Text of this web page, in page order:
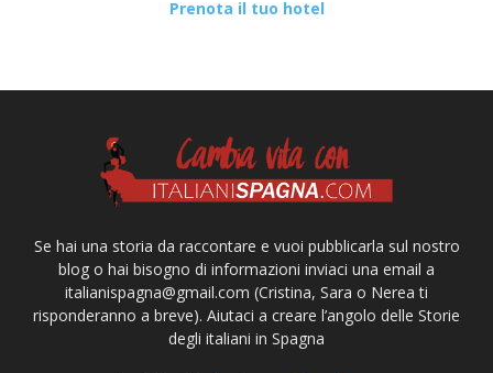
Prenota il tuo hotel
Se hai una storia da raccontare e vuoi pubblicarla sul nostro
blog o hai bisogno di informazioni inviaci una email a
italianispagna@gmail.com (Cristina, Sara o Nerea ti
risponderanno a breve). Aiutaci a creare l’angolo delle Storie
degli italiani in Spagna